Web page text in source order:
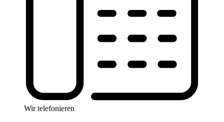
Wir telefonieren